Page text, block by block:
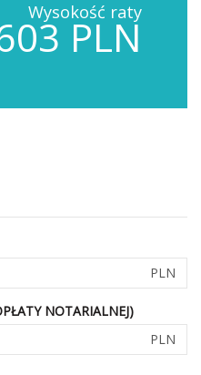
Wysokość raty
PLN
PLN
NOTARIALNEJ)
PLN